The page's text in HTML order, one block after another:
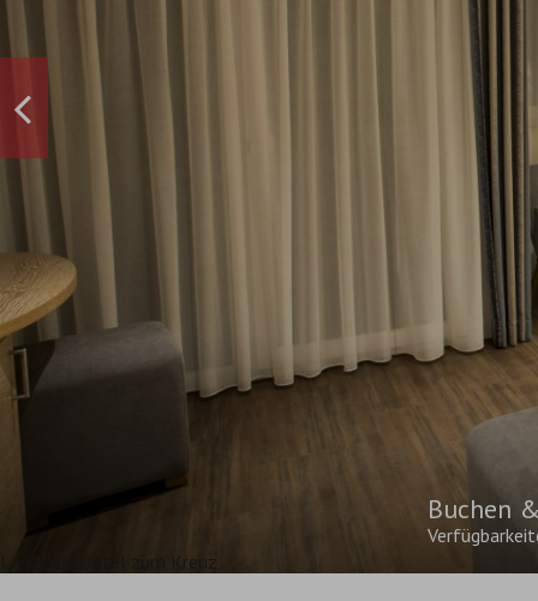
Landidyll Hotel zum Kreuz
Buchen